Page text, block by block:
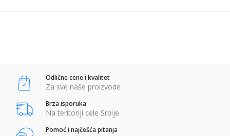
POŠALJI
Odlične cene i kvalitet
Za sve naše proizvode
Brza isporuka
Na teritoriji cele Srbije
Pomoć i najčešća pitanja